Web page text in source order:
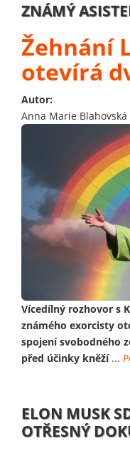
ZNÁMÝ
Žehnání
otevírá
Autor:
Anna Marie Blahovská
Vícedílný rozhovor s
známého exorcisty
spojení svobodného
před účinky kněží...
ELON MUSK
OTŘESNÝ